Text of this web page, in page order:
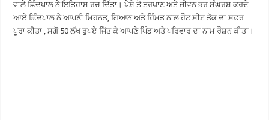
ਵਾਲੇ ਛਿੰਦਪਾਲ ਨੇ ਇਤਿਹਾਸ ਰਚ ਦਿੱਤਾ। ਪੇਸ਼ੇ ਤੋਂ ਤਰਖਾਣ ਅਤੇ ਜੀਵਨ ਭਰ ਸੰਘਰਸ਼ ਕਰਦੇ
ਆਏ ਛਿੰਦਪਾਲ ਨੇ ਆਪਣੀ ਮਿਹਨਤ, ਗਿਆਨ ਅਤੇ ਹਿੰਮਤ ਨਾਲ ਹੌਟ ਸੀਟ ਤੱਕ ਦਾ ਸਫ਼ਰ
ਪੂਰਾ ਕੀਤਾ , ਸਗੋਂ 50 ਲੱਖ ਰੁਪਏ ਜਿੱਤ ਕੇ ਆਪਣੇ ਪਿੰਡ ਅਤੇ ਪਰਿਵਾਰ ਦਾ ਨਾਮ ਰੌਸ਼ਨ ਕੀਤਾ।